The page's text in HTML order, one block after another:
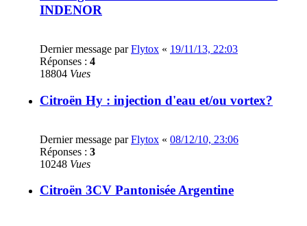
INDENOR
Dernier message parFlytox « 19/11/13, 22:03
Réponses : 4
18804 Vues
Citroën Hy : injection d'eau et/ou vortex?
Dernier message parFlytox « 08/12/10, 23:06
Réponses : 3
10248 Vues
Citroën 3CV Pantonisée Argentine